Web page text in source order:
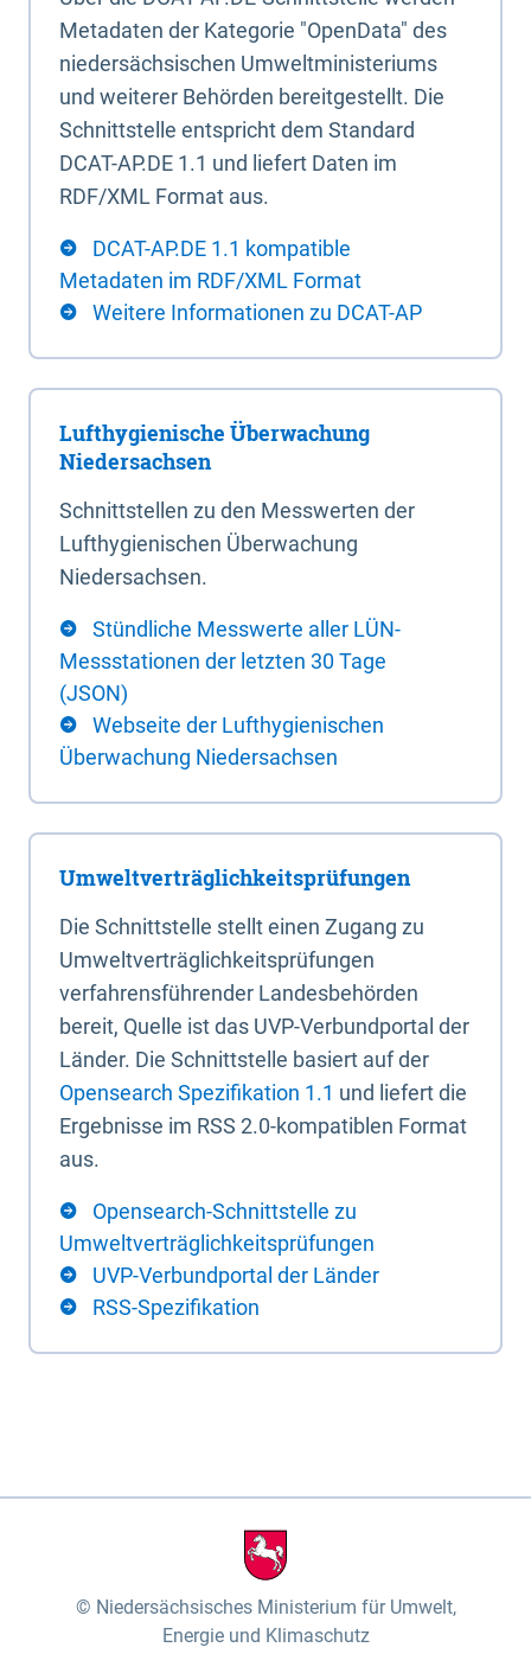
Metadaten der Kategorie "OpenData" des
niedersächsischen Umweltministeriums
und weiterer Behörden bereitgestellt. Die
Schnittstelle entspricht dem Standard
DCAT-AP.DE 1.1 und liefert Daten im
RDF/XML Format aus.
DCAT-AP.DE 1.1 kompatible
Metadaten im RDF/XML Format
Weitere Informationen zu DCAT-AP
Lufthygienische Überwachung
Niedersachsen
Schnittstellen zu den Messwerten der
Lufthygienischen Überwachung
Niedersachsen.
Stündliche Messwerte aller LÜN-
Messstationen der letzten 30 Tage
(JSON)
Webseite der Lufthygienischen
Überwachung Niedersachsen
Umweltverträglichkeitsprüfungen
Die Schnittstelle stellt einen Zugang zu
Umweltverträglichkeitsprüfungen
verfahrensführender Landesbehörden
bereit, Quelle ist das UVP-Verbundportal der
Länder. Die Schnittstelle basiert auf der
Opensearch Spezifikation 1.1 und liefert die
Ergebnisse im RSS 2.0-kompatiblen Format
aus.
Opensearch-Schnittstelle zu
Umweltverträglichkeitsprüfungen
UVP-Verbundportal der Länder
RSS-Spezifikation
Niedersächsisches Ministerium für Umwelt,
Energie und Klimaschutz